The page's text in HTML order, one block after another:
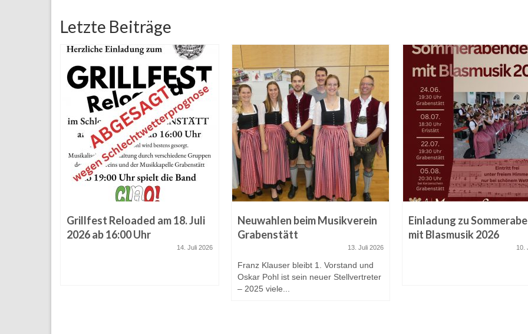
Letzte Beiträge
Grillfest Reloaded am 18. Juli
2026 ab 16:00 Uhr
14. Juli 2026
Neuwahlen beim Musikverein
Grabenstätt
13. Juli 2026
Franz Klauser bleibt 1. Vorstand und
Oskar Pohl ist sein neuer Stellvertreter
– 2025 viele...
Einladung zu
mit Blasmusik 2026
10.